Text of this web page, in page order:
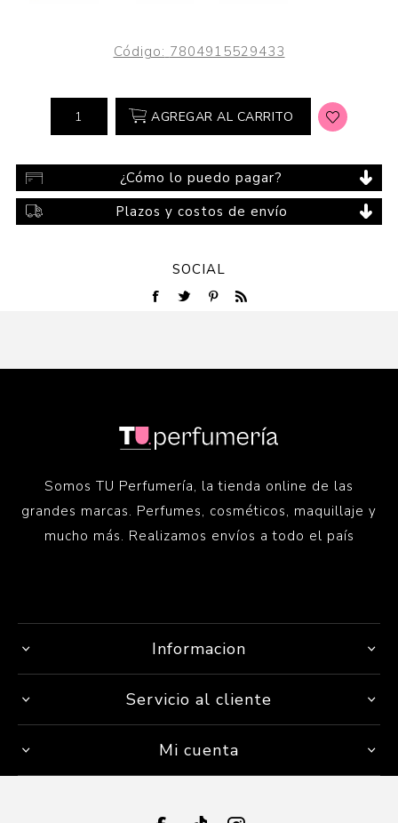
Código: 7804915529433
AGREGAR AL CARRITO
¿Cómo lo puedo pagar?
Plazos y costos de envío
SOCIAL
Somos TU Perfumería, la tienda online de las
grandes marcas. Perfumes, cosméticos, maquillaje y
mucho más. Realizamos envíos a todo el país
Informacion
Servicio al cliente
Mi cuenta